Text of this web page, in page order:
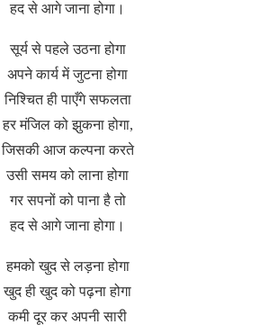
हद से आगे जाना होगा।
सूर्य से पहले उठना होगा
अपने कार्य में जुटना होगा
निश्चित ही पाएँगे सफलता
हर मंजिल को झुकना होगा,
जिसकी आज कल्पना करते
उसी समय को लाना होगा
गर सपनों को पाना है तो
हद से आगे जाना होगा।
हमको खुद से लड़ना होगा
खुद ही खुद को पढ़ना होगा
कमी दूर कर अपनी सारी